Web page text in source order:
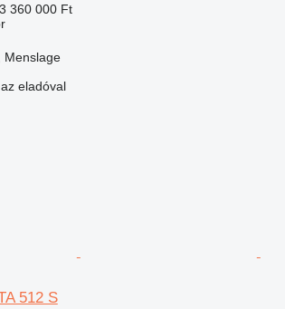
360 000 Ft
Menslage
eladóval
512 S